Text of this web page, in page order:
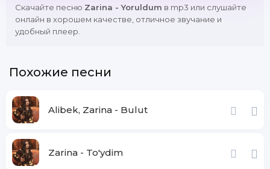
Скачайте песню Zarina - Yoruldum в mp3 или слушайте
онлайн в хорошем качестве, отличное звучание и
удобный плеер.
Похожие песни
Alibek, Zarina - Bulut
Zarina - To'ydim